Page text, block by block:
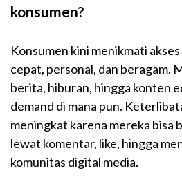
konsumen?
Konsumen kini menikmati
cepat, personal, dan beragam.
berita, hiburan, hingga konten
demand di mana pun.
meningkat karena mereka bisa
lewat komentar, like, hingga
komunitas digital media.